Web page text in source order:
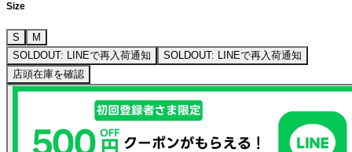
Size
S
M
SOLDOUT: LINEで再入荷通知
SOLDOUT: LINEで再入荷通知
店頭在庫を確認